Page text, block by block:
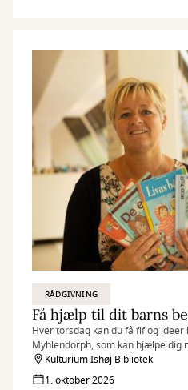
RÅDGIVNING
Få hjælp til dit barns
Hver torsdag kan du få fif og
Myhlendorph, som kan hjælpe dig
helt rigtige sværhedsgrad til dit barn.
Kulturium Ishøj Bibliotek
1. oktober 2026